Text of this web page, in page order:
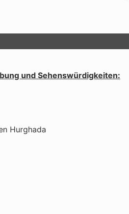
und Sehenswürdigkeiten:
Hurghada